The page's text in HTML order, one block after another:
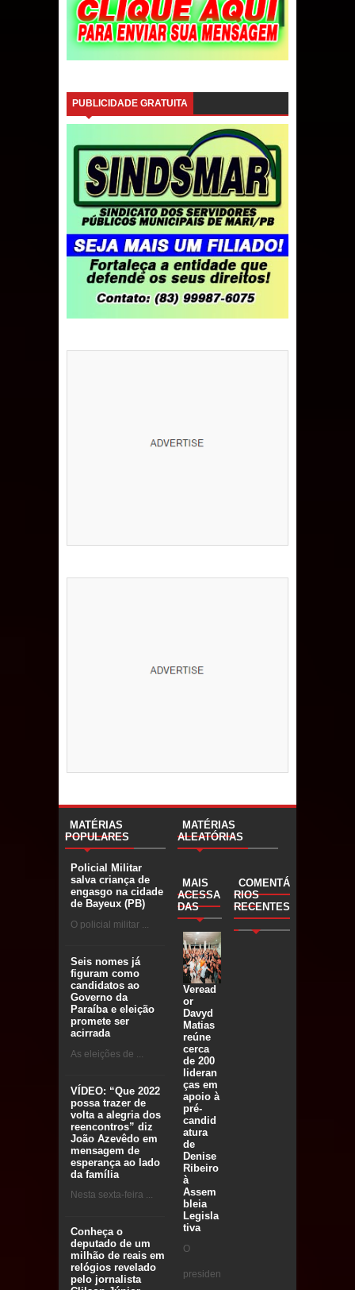
PUBLICIDADE GRATUITA
MATÉRIAS
POPULARES
Policial Militar
salva criança de
engasgo na cidade
de Bayeux (PB)
O policial militar ...
Seis nomes já
figuram como
candidatos ao
Governo da
Paraíba e eleição
promete ser
acirrada
As eleições de ...
VÍDEO: “Que 2022
possa trazer de
volta a alegria dos
reencontros” diz
João Azevêdo em
mensagem de
esperança ao lado
da família
Nesta sexta-feira ...
Conheça o
deputado de um
milhão de reais em
relógios revelado
pelo jornalista
MATÉRIAS
ALEATÓRIAS
MAIS
ACESSA
DAS
Veread
or
Davyd
Matias
reúne
cerca
de 200
lideran
ças em
apoio à
pré-
candid
atura
de
Denise
Ribeiro
à
Assem
bleia
Legisla
tiva
O
presiden
COMENTÁ
RIOS
RECENTES